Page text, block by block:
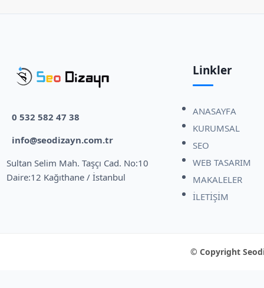
0 532 582 47 38
info@seodizayn.com.tr
Sultan Selim Mah. Taşçı Cad. No:10
Daire:12 Kağıthane / İstanbul
Linkler
ANASAYFA
KURUMSAL
SEO
WEB TASARIM
MAKALELER
İLETİŞİM
© Copyright